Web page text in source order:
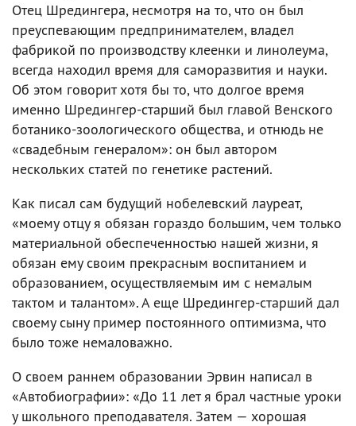
Отец Шредингера, несмотря на то, что он был
преуспевающим предпринимателем, владел
фабрикой по производству клеенки и линолеума,
всегда находил время для саморазвития и науки.
Об этом говорит хотя бы то, что долгое время
именно Шредингер-старший был главой Венского
ботанико-зоологического общества, и отнюдь не
«свадебным генералом»: он был автором
нескольких статей по генетике растений.
Как писал сам будущий нобелевский лауреат,
«моему отцу я обязан гораздо большим, чем только
материальной обеспеченностью нашей жизни, я
обязан ему своим прекрасным воспитанием и
образованием, осуществляемым им с немалым
тактом и талантом». А еще Шредингер-старший дал
своему сыну пример постоянного оптимизма, что
было тоже немаловажно.
О своем раннем образовании Эрвин написал в
«Автобиографии»: «До 11 лет я брал частные уроки
у школьного преподавателя. Затем — хорошая